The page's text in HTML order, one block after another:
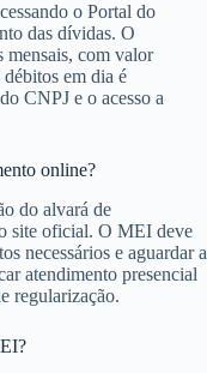
o Portal do
das dívidas. O
mensais, com valor
em dia é
CNPJ e o acesso a
online?
do alvará de
site oficial. O MEI deve
necessários e aguardar a
atendimento presencial
regularização.